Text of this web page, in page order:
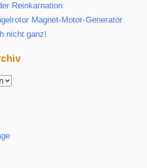
Reinkarnation
Magnet-Motor-Generator
nicht ganz!